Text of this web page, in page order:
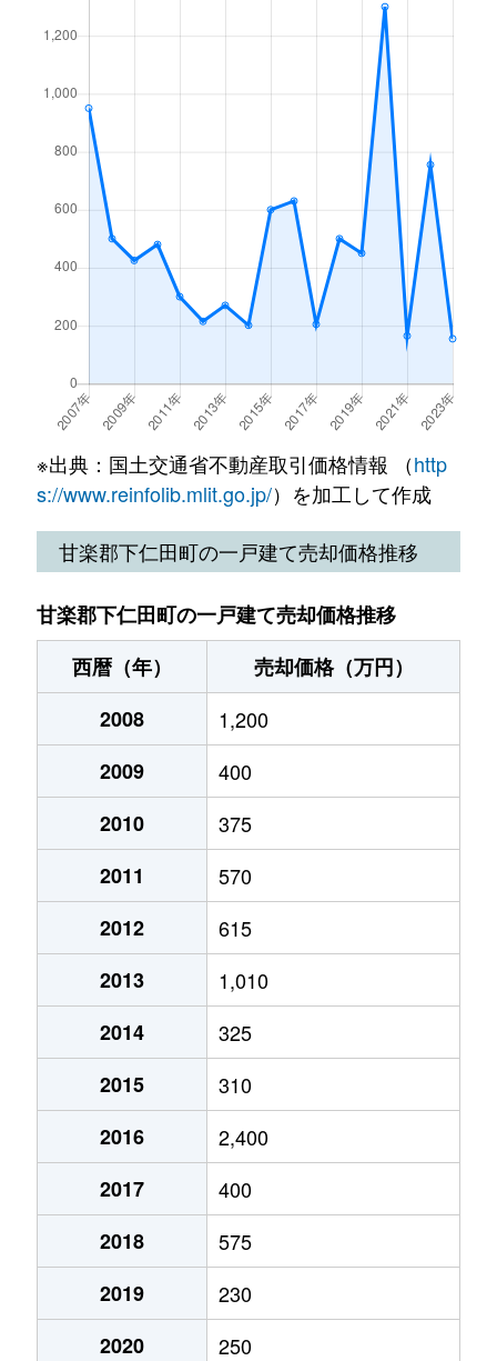
※出典：国土交通省不動産取引価格情報 （http
s://www.reinfolib.mlit.go.jp/）を加工して作成
甘楽郡下仁田町の一戸建て売却価格推移
甘楽郡下仁田町の一戸建て売却価格推移
西暦（年）
売却価格（万円）
2008
1,200
2009
400
2010
375
2011
570
2012
615
2013
1,010
2014
325
2015
310
2016
2,400
2017
400
2018
575
2019
230
2020
250